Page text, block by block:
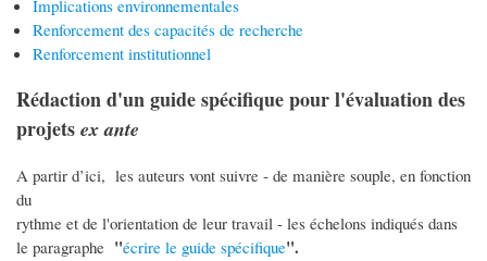
Implications environnementales
Renforcement des capacités de recherche
Renforcement institutionnel
Rédaction d'un guide spécifique pour l'évaluation des
projets ex ante
A partir d’ici, les auteurs vont suivre - de manière souple, en fonction
du
rythme et de l'orientation de leur travail - les échelons indiqués dans
le paragraphe "écrire le guide spécifique".